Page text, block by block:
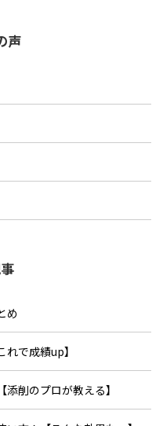
声
め
で成績up】
削のプロが教える】